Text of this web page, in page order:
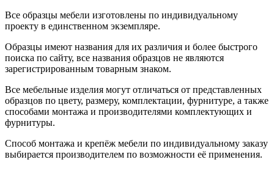
Все образцы мебели изготовлены по индивидуальному
проекту в единственном экземпляре.
Образцы имеют названия для их различия и более быстрого
поиска по сайту, все названия образцов не являются
зарегистрированным товарным знаком.
Все мебельные изделия могут отличаться от представленных
образцов по цвету, размеру, комплектации, фурнитуре, а также
способами монтажа и производителями комплектующих и
фурнитуры.
Способ монтажа и крепёж мебели по индивидуальному заказу
выбирается производителем по возможности её применения.